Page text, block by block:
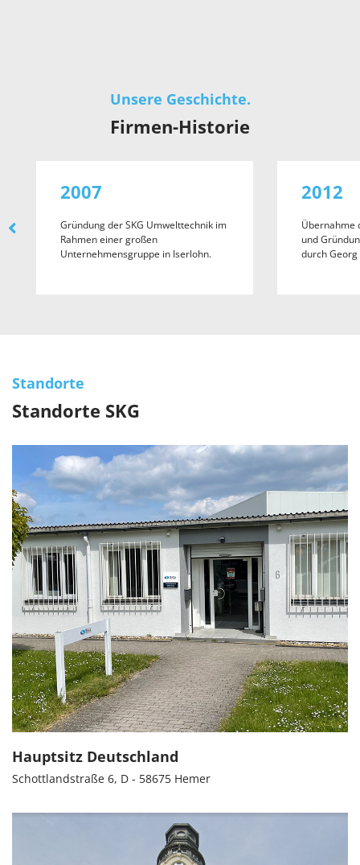
Unsere Geschichte.
Firmen-Historie
2007
Gründung der SKG Umwelttechnik im
Rahmen einer großen
Unternehmensgruppe in Iserlohn.
2012
Übernahme
und
durch Georg
Standorte
Standorte SKG
Hauptsitz Deutschland
Schottlandstraße 6, D - 58675 Hemer